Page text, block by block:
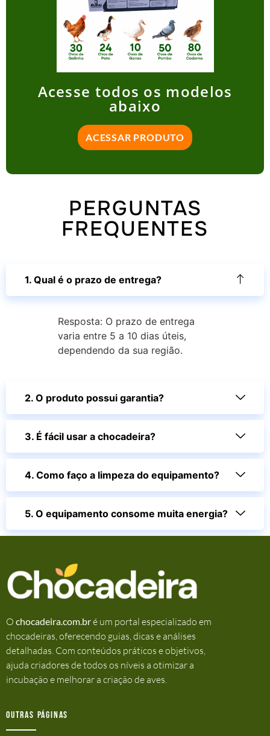
Acesse todos os modelos
abaixo
ACESSAR PRODUTO
PERGUNTAS
FREQUENTES
1. Qual é o prazo de entrega?
Resposta: O prazo de entrega
varia entre 5 a 10 dias úteis,
dependendo da sua região.
2. O produto possui garantia?
3. É fácil usar a chocadeira?
4. Como faço a limpeza do equipamento?
5. O equipamento consome muita energia?
O chocadeira.com.bré um portal especializado em
chocadeiras, oferecendo guias, dicas e análises
detalhadas. Com conteúdos práticos e objetivos,
ajuda criadores de todos os níveis a otimizar a
incubação e melhorar a criação de aves.
Outras Páginas